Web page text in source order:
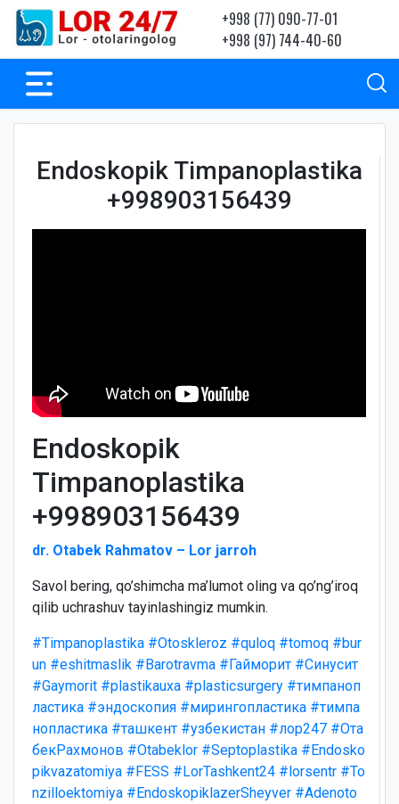
+998 (77) 090-77-01
+998 (97) 744-40-60
Endoskopik Timpanoplastika
+998903156439
Endoskopik
Timpanoplastika
+998903156439
dr. Otabek Rahmatov – Lor jarroh
Savol bering, qo’shimcha ma’lumot oling va qo’ng’iroq
qilib uchrashuv tayinlashingiz mumkin.
#Timpanoplastika #Otoskleroz #quloq #tomoq #bur
un #eshitmaslik #Barotravma #Гайморит #Синусит
#Gaymorit #plastikauxa #plasticsurgery #тимпаноп
ластика #эндоскопия #мирингопластика #тимпа
нопластика #ташкент #узбекистан #лор247 #Ота
бекРахмонов #Otabeklor #Septoplastika #Endosko
pikvazatomiya #FESS #LorTashkent24 #lorsentr #To
nzilloektomiya #EndoskopiklazerSheyver #Adenoto